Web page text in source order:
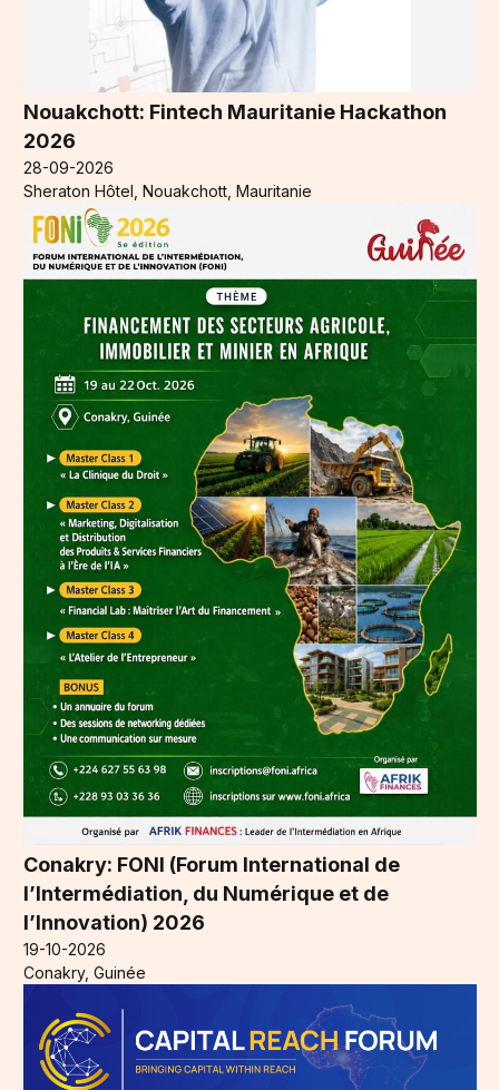
Nouakchott: Fintech Mauritanie Hackathon
2026
28-09-2026
Sheraton Hôtel, Nouakchott, Mauritanie
Conakry: FONI (Forum International de
l’Intermédiation, du Numérique et de
l’Innovation) 2026
19-10-2026
Conakry, Guinée